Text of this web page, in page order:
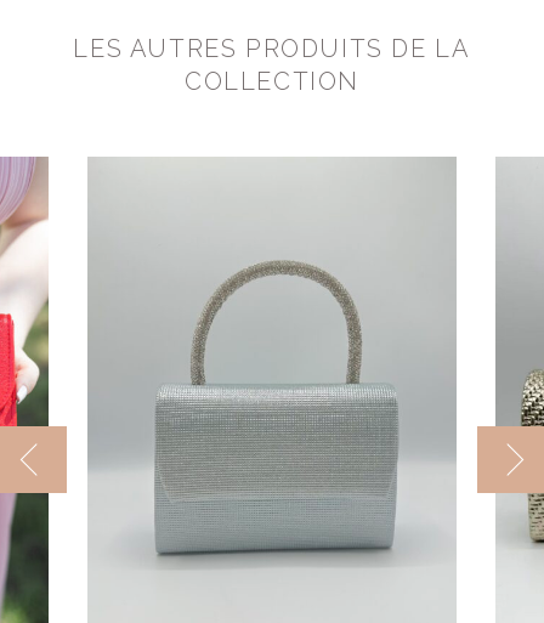
LES AUTRES PRODUITS DE LA
COLLECTION